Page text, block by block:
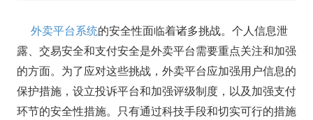
外卖平台系统的安全性面临着诸多挑战。个人信息泄
露、交易安全和支付安全是外卖平台需要重点关注和加强
的方面。为了应对这些挑战，外卖平台应加强用户信息的
保护措施，设立投诉平台和加强评级制度，以及加强支付
环节的安全性措施。只有通过科技手段和切实可行的措施